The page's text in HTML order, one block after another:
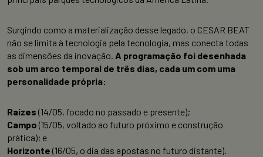
Surgindo como a materialização desse legado, o CESAR BEAT
não se limita à tecnologia pela tecnologia, mas conecta todas
as dimensões da inovação. A programação foi desenhada
sob um arco temporal de três dias, cada um com uma
personalidade própria:
Raízes (14/05, focado no passado e presente);
Campo (15/05, voltado ao futuro próximo e construção
prática); e
Horizonte (16/05, o dia das apostas no futuro distante).